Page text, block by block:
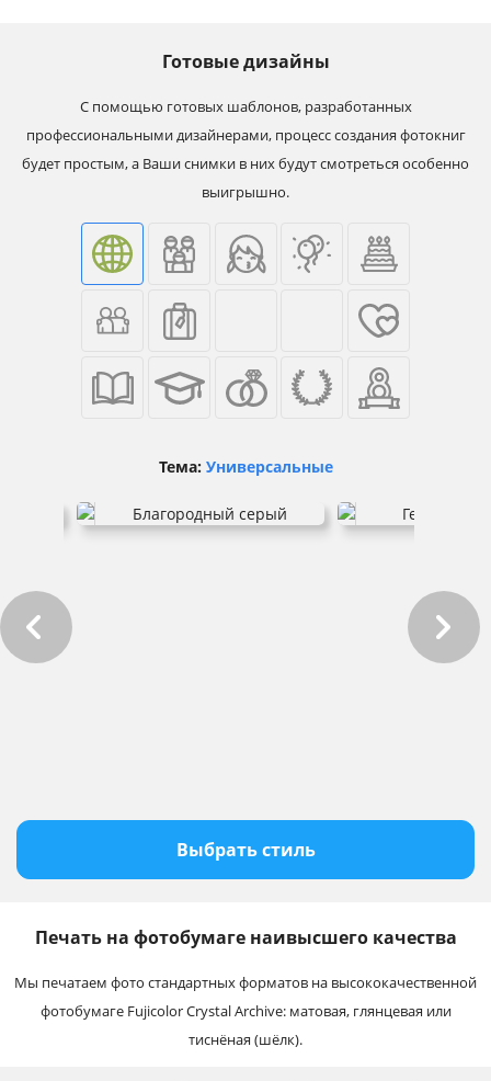
Готовые дизайны
С помощью готовых шаблонов, разработанных
профессиональными дизайнерами, процесс создания фотокниг
будет простым, а Ваши снимки в них будут смотреться особенно
выигрышно.
Тема: Универсальные
Выбрать стиль
Печать на фотобумаге наивысшего качества
Мы печатаем фото стандартных форматов на высококачественной
фотобумаге Fujicolor Crystal Archive: матовая, глянцевая или
тиснёная (шёлк).